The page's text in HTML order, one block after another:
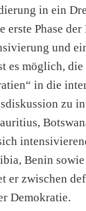
in ein
erste Phase
und
es möglich, die
in die
zu
Benin sowie
er zwischen
Demokratie.